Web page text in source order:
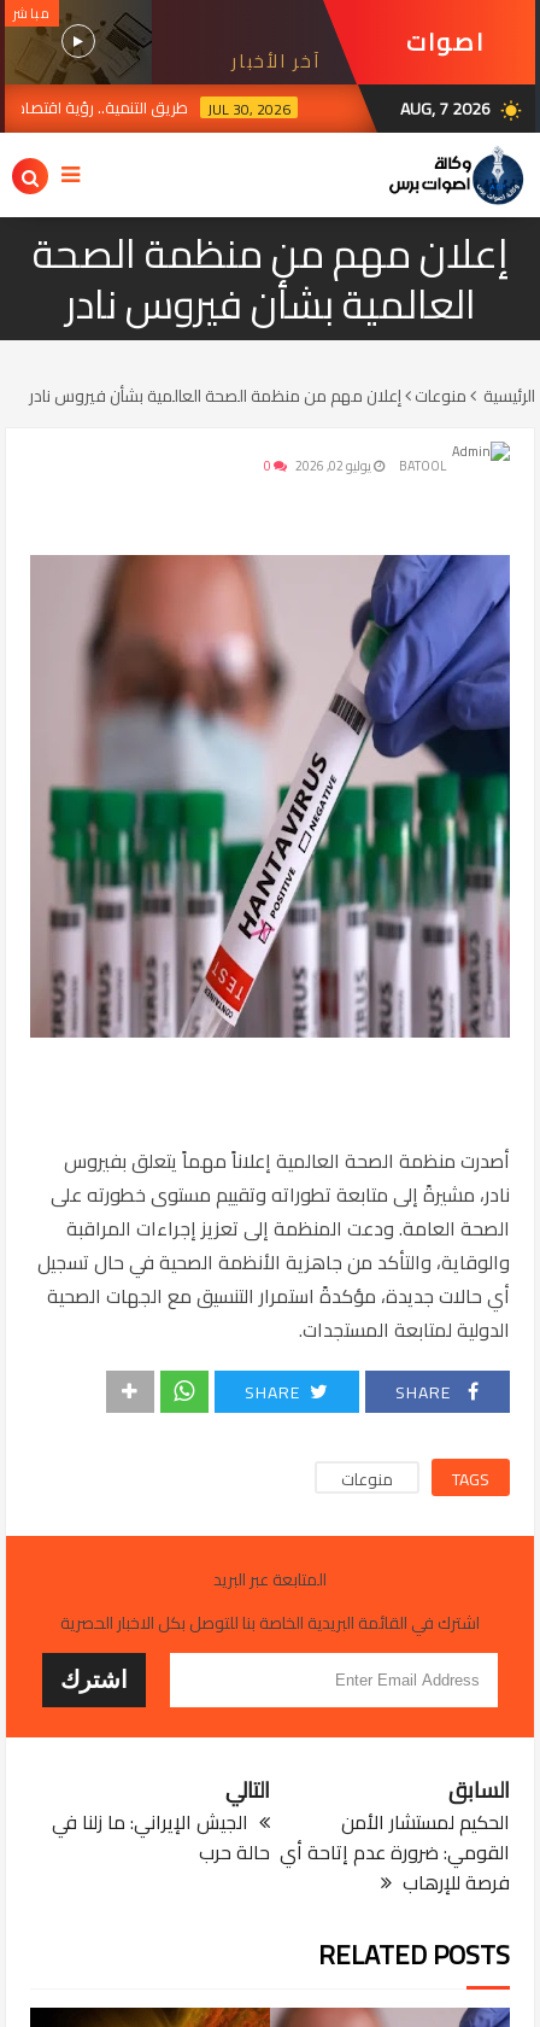
اصوات
برس
آخر الأخبار
مباشر
wb_sunny
AUG, 7 2026
JUL 30, 2026 طريق التنمية.. رؤية اقتصادية
إعلان مهم من منظمة الصحة
العالمية بشأن فيروس نادر
الرئيسية منوعات إعلان مهم من منظمة الصحة العالمية بشأن فيروس نادر
BATOOL يوليو 02, 2026
أصدرت منظمة الصحة العالمية إعلاناً مهماً يتعلق بفيروس
نادر، مشيرةً إلى متابعة تطوراته وتقييم مستوى خطورته على
الصحة العامة. ودعت المنظمة إلى تعزيز إجراءات المراقبة
والوقاية، والتأكد من جاهزية الأنظمة الصحية في حال تسجيل
أي حالات جديدة، مؤكدةً استمرار التنسيق مع الجهات الصحية
الدولية لمتابعة المستجدات.
SHARE
SHARE
TAGS منوعات
المتابعة عبر البريد
اشترك في القائمة البريدية الخاصة بنا للتوصل بكل الاخبار الحصرية
التالي
الجيش الإيراني: ما زلنا في
حالة حرب
السابق
الحكيم لمستشار الأمن
القومي: ضرورة عدم إتاحة أي
فرصة للإرهاب
RELATED POSTS